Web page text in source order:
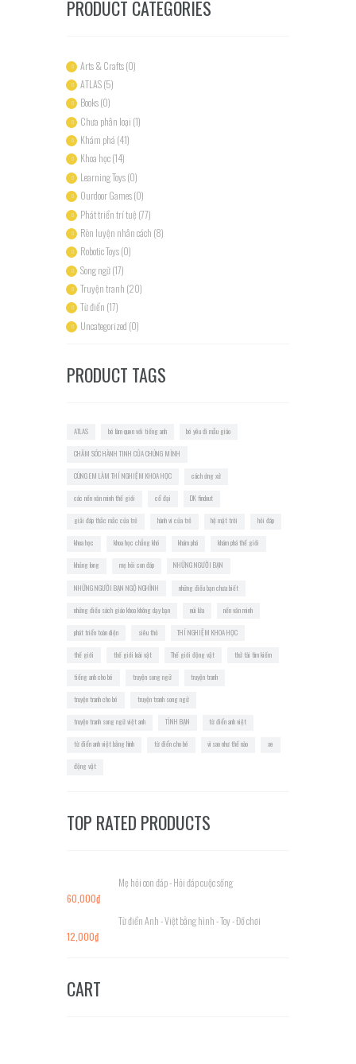
PRODUCT CATEGORIES
Arts & Crafts(0)
ATLAS(5)
Books(0)
Chưa phân loại (1)
Khám phá (41)
Khoa học(14)
Learning Toys(0)
Ourdoor Games(0)
Phát triển trí tuệ (77)
Rèn luyện nhân cách (8)
Robotic Toys(0)
Song ngữ(17)
Truyện tranh (20)
Từ điển (17)
Uncategorized (0)
PRODUCT TAGS
ATLAS bé làm quen với tiếng anh bé yêu đi mẫu giáo
CHĂM SÓC HÀNH TINH CỦA CHÚNG MÌNH
CÙNG EM LÀM THÍ NGHIỆM KHOA HỌC cách ứng xử
các nền văn minh thế giới cổ đại DK findout
giải đáp thắc mắc của trẻ hành vi của trẻ hệ mặt trời hỏi đáp
khoa học khoa học chẳng khó khám phá khám phá thế giới
khủng long mẹ hỏi con đáp NHỮNG NGƯỜI BẠN
NHỮNG NGƯỜI BẠN NGỘ NGHĨNH những điều bạn chưa biết
những điều sách giáo khoa không dạy bạn núi lửa nền văn minh
phát triển toàn diện siêu thỏ THÍ NGHIỆM KHOA HỌC
thế giới thế giới loài vật Thế giới động vật thử tài tìm kiếm
tiếng anh cho bé truyện song ngữ truyện tranh
truyện tranh cho bé truyện tranh song ngữ
truyện tranh song ngữ việt anh TÌNH BẠN từ điển anh việt
từ điển anh việt bằng hình từ điển cho bé vì sao như thế nào xe
động vật
TOP RATED PRODUCTS
Mẹ hỏi con đáp - Hỏi đáp cuộc sống
60,000₫
Từ điển Anh - Việt bằng hình - Toy - Đồ chơi
12,000₫
CART